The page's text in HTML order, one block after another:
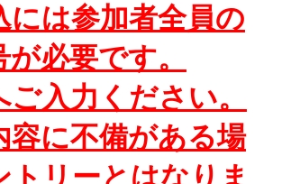
は参加者全員の
必要です。
入力ください。
容に不備がある場